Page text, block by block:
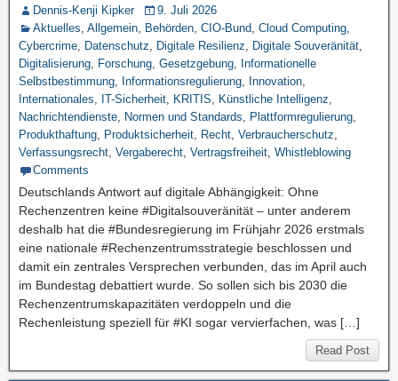
Dennis-Kenji Kipker
9. Juli 2026
Aktuelles, Allgemein, Behörden, CIO-Bund, Cloud Computing,
Cybercrime, Datenschutz, Digitale Resilienz, Digitale Souveränität,
Digitalisierung, Forschung, Gesetzgebung, Informationelle
Selbstbestimmung, Informationsregulierung, Innovation,
Internationales, IT-Sicherheit, KRITIS, Künstliche Intelligenz,
Nachrichtendienste, Normen und Standards, Plattformregulierung,
Produkthaftung, Produktsicherheit, Recht, Verbraucherschutz,
Verfassungsrecht, Vergaberecht, Vertragsfreiheit, Whistleblowing
Comments
Deutschlands Antwort auf digitale Abhängigkeit: Ohne
Rechenzentren keine #Digitalsouveränität – unter anderem
deshalb hat die #Bundesregierung im Frühjahr 2026 erstmals
eine nationale #Rechenzentrumsstrategie beschlossen und
damit ein zentrales Versprechen verbunden, das im April auch
im Bundestag debattiert wurde. So sollen sich bis 2030 die
Rechenzentrumskapazitäten verdoppeln und die
Rechenleistung speziell für #KI sogar vervierfachen, was […]
Read Post